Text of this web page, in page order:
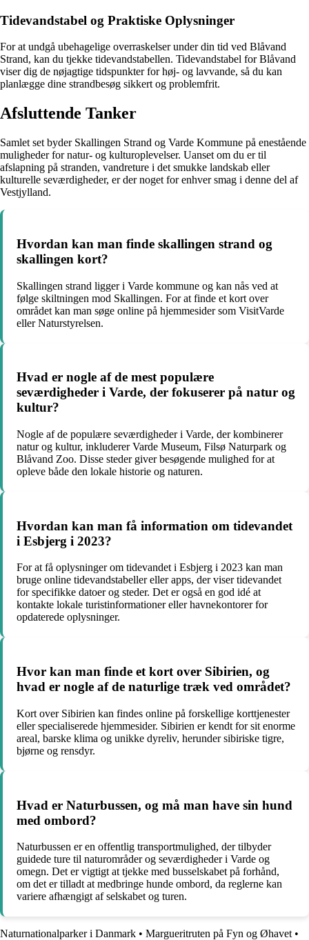
Tidevandstabel og Praktiske Oplysninger
For at undgå ubehagelige overraskelser under din tid ved Blåvand
Strand, kan du tjekke tidevandstabellen. Tidevandstabel for Blåvand
viser dig de nøjagtige tidspunkter for høj- og lavvande, så du kan
planlægge dine strandbesøg sikkert og problemfrit.
Afsluttende Tanker
Samlet set byder Skallingen Strand og Varde Kommune på enestående
muligheder for natur- og kulturoplevelser. Uanset om du er til
afslapning på stranden, vandreture i det smukke landskab eller
kulturelle seværdigheder, er der noget for enhver smag i denne del af
Vestjylland.
Hvordan kan man finde skallingen strand og
skallingen kort?
Skallingen strand ligger i Varde kommune og kan nås ved at
følge skiltningen mod Skallingen. For at finde et kort over
området kan man søge online på hjemmesider som VisitVarde
eller Naturstyrelsen.
Hvad er nogle af de mest populære
seværdigheder i Varde, der fokuserer på natur og
kultur?
Nogle af de populære seværdigheder i Varde, der kombinerer
natur og kultur, inkluderer Varde Museum, Filsø Naturpark og
Blåvand Zoo. Disse steder giver besøgende mulighed for at
opleve både den lokale historie og naturen.
Hvordan kan man få information om tidevandet
i Esbjerg i 2023?
For at få oplysninger om tidevandet i Esbjerg i 2023 kan man
bruge online tidevandstabeller eller apps, der viser tidevandet
for specifikke datoer og steder. Det er også en god idé at
kontakte lokale turistinformationer eller havnekontorer for
opdaterede oplysninger.
Hvor kan man finde et kort over Sibirien, og
hvad er nogle af de naturlige træk ved området?
Kort over Sibirien kan findes online på forskellige korttjenester
eller specialiserede hjemmesider. Sibirien er kendt for sit enorme
areal, barske klima og unikke dyreliv, herunder sibiriske tigre,
bjørne og rensdyr.
Hvad er Naturbussen, og må man have sin hund
med ombord?
Naturbussen er en offentlig transportmulighed, der tilbyder
guidede ture til naturområder og seværdigheder i Varde og
omegn. Det er vigtigt at tjekke med busselskabet på forhånd,
om det er tilladt at medbringe hunde ombord, da reglerne kan
variere afhængigt af selskabet og turen.
Naturnationalparker i Danmark • Margueritruten på Fyn og Øhavet •